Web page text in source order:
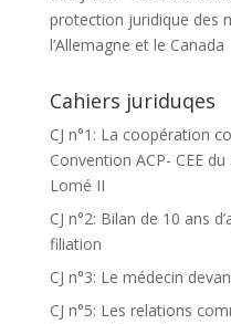
protection juridique des
l’Allemagne et le Canada
Cahiers juriduqes
CJ n°1: La coopération
Convention ACP- CEE
Lomé II
CJ n°2: Bilan de 10 ans
filiation
CJ n°3: Le médecin
CJ n°5: Les relations